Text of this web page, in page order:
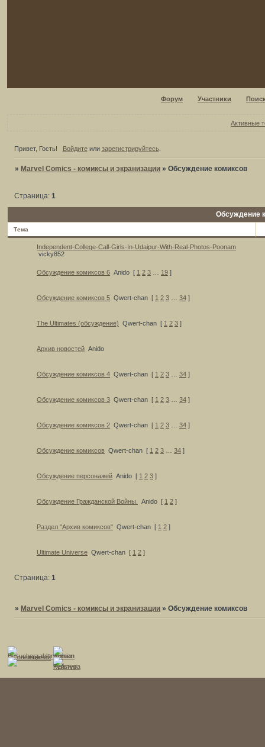
Форум Участники
Активные
Привет, Гость! Войдитеили зарегистрируйтесь.
» Marvel Comics - комиксы и экранизации »Обсуждение комиксов
Обсуждение
Страница:1
Тема
Independent-College-Call-Girls-In-Udaipur-With-Real-Photos-Poonam
vicky852
Обсуждение комиксов 6 Anido [ 1 2 3 19 ]
Обсуждение комиксов 5 Qwert-chan [ 1 2 3 34 ]
The Ultimates (обсуждение) Qwert-chan [ 1 2 3 ]
Архив новостей Anido
Обсуждение комиксов 4 Qwert-chan [ 1 2 3 34 ]
Обсуждение комиксов 3 Qwert-chan [ 1 2 3 34 ]
Обсуждение комиксов 2 Qwert-chan [ 1 2 3 34 ]
Обсуждение комиксов Qwert-chan [ 1 2 3 34 ]
Обсуждение персонажей Anido [ 1 2 3 ]
Обсуждение Гражданской Войны. Anido [ 1 2 ]
Раздел "Архив комиксов" Qwert-chan [ 1 2 ]
Ultimate Universe Qwert-chan [ 1 2 ]
Страница: 1
» Marvel Comics - комиксы и экранизации »Обсуждение комиксов